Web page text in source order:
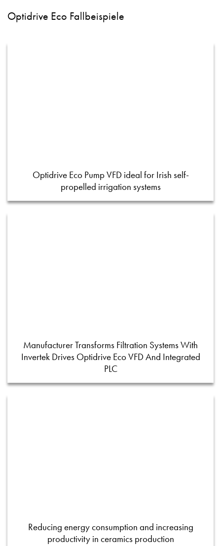
Optidrive Eco Fallbeispiele
Optidrive Eco Pump VFD ideal for Irish self-
propelled irrigation systems
Manufacturer Transforms Filtration Systems With
Invertek Drives Optidrive Eco VFD And Integrated
PLC
Reducing energy consumption and increasing
productivity in ceramics production